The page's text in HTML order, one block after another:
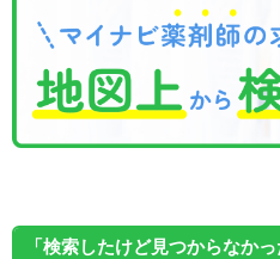
「検索したけど見つからなかっ